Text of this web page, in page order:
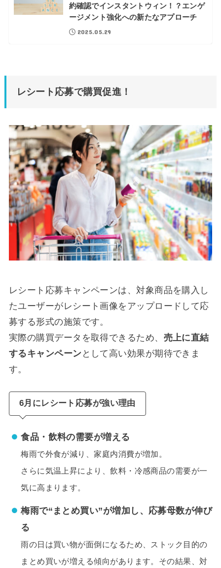
約確認でインスタントウィン！？エンゲ
ージメント強化への新たなアプローチ
2025.05.29
レシート応募で購買促進！
レシート応募キャンペーンは、対象商品を購入し
たユーザーがレシート画像をアップロードして応
募する形式の施策です。
実際の購買データを取得できるため、 売上に直結
するキャンペーン として高い効果が期待できま
す。
6月にレシート応募が強い理由
食品・飲料の需要が増える
梅雨で外食が減り、家庭内消費が増加。
さらに気温上昇により、飲料・冷感商品の需要が一
気に高まります。
梅雨で“まとめ買い”が増加し、応募母数が伸び
る
雨の日は買い物が面倒になるため、ストック目的の
まとめ買いが増える傾向があります。その結果、対